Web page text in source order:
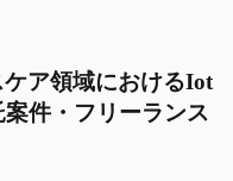
ア領域におけるIot
件・フリーランス